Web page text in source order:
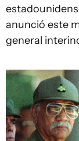
anunció este
general